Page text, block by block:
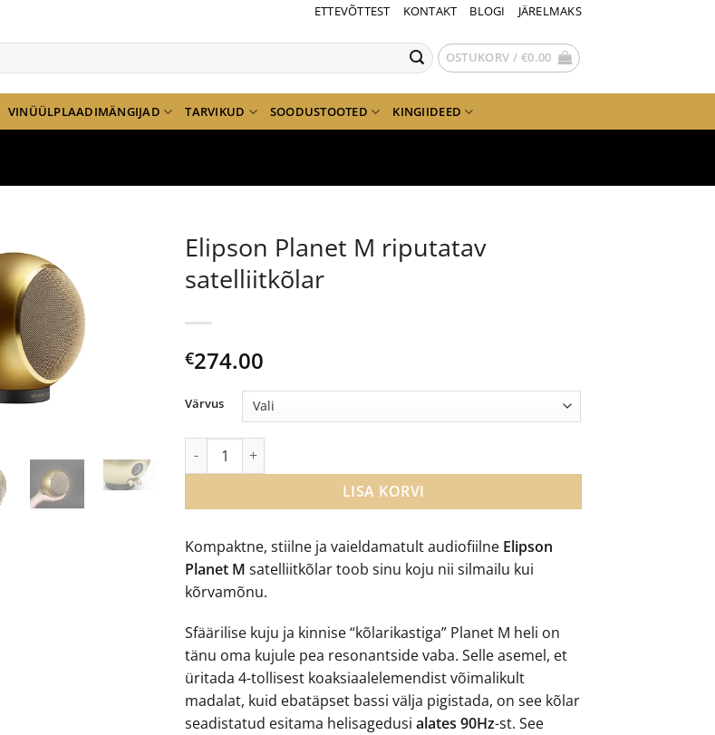
ETTEVÕTTEST KONTAKT BLOGI JÄRELMAKS
OSTUKORV / €0.00
VINÜÜLPLAADIMÄNGIJAD TARVIKUD SOODUSTOOTED KINGIIDEED
Elipson Planet M riputatav
satelliitkõlar
€274.00
Kompaktne, stiilne ja vaieldamatult audiofiilne Elipson
Planet M satelliitkõlar toob sinu koju nii silmailu kui
kõrvamõnu.
Sfäärilise kuju ja kinnise “kõlarikastiga” Planet M heli on
tänu oma kujule pea resonantside vaba. Selle asemel, et
üritada 4-tollisest koaksiaalelemendist võimalikult
madalat, kuid ebatäpset bassi välja pigistada, on see kõlar
seadistatud esitama helisagedusi alates 90Hz-st. See
Värvus
Elipson Planet M riputatav satelliitkõlar kogus
LISA KORVI